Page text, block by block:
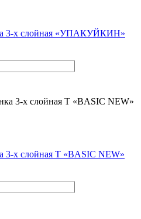
3-х слойная «УПАКУЙКИН»
3-х слойная T «BASIC NEW»